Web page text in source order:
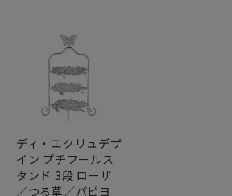
ディ・エクリュデザ
イン プチフールス
タンド 3段 ローザ
／つる草／パピヨ